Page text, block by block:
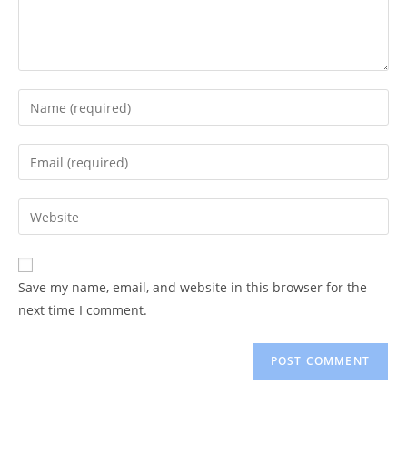
Enter
your
name
comment
Enter
your
email
address
comment
Enter
your
website
URL
(optional)
Save my name, email, and website in this browser for the
next time I comment.